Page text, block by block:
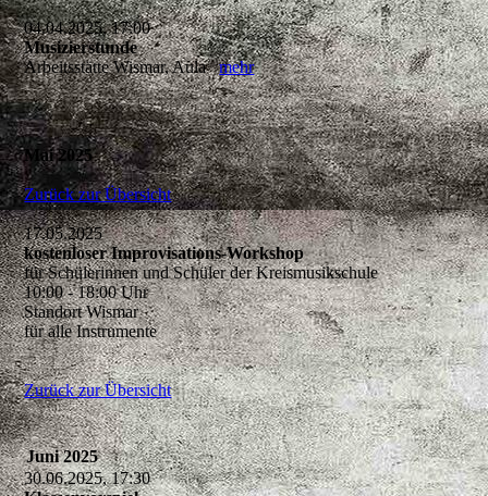
04.04.2025, 17:00
Musizierstunde
Arbeitsstätte Wismar, Aulamehr
Mai 2025
Zurück zur Übersicht
17.05.2025
kostenloser Improvisations-Workshop
für Schülerinnen und Schüler der Kreismusikschule
10:00 - 18:00 Uhr
Standort Wismar
für alle Instrumente
Zurück zur Übersicht
Juni 2025
30.06.2025, 17:30